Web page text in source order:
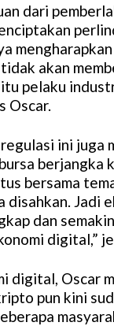
dari
akan
itu pelaku
Oscar.
ini juga
berjangka
bersama
disahkan. Jadi
dan
digital,”
digital, Oscar
pun kini